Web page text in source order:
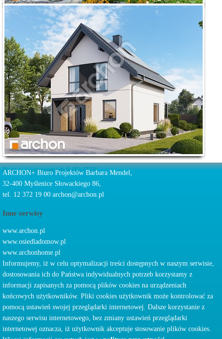
Dom w winogronach 6 ver.2
Dom w winogronach 8 (E) OZE
ARCHON+ Biuro Projektów Barbara Mendel,
32-400 Myślenice Słowackiego 86,
tel. 12 372 19 00 archon@archon.pl
Inne serwisy
www.archon.pl
www.osiedladomow.pl
www.archonhome.pl
Informujemy, iż w celu optymalizacji treści dostępnych w naszym serwisie,
dostosowania ich do Państwa indywidualnych potrzeb korzystamy z
informacji zapisanych za pomocą plików cookies na urządzeniach
końcowych użytkowników. Pliki cookies użytkownik może kontrolować za
pomocą ustawień swojej przeglądarki internetowej. Dalsze korzystanie z
naszego serwisu internetowego, bez zmiany ustawień przeglądarki
internetowej oznacza, iż użytkownik akceptuje stosowanie plików cookies.